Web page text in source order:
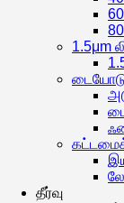
1.5μm
தீர்வு